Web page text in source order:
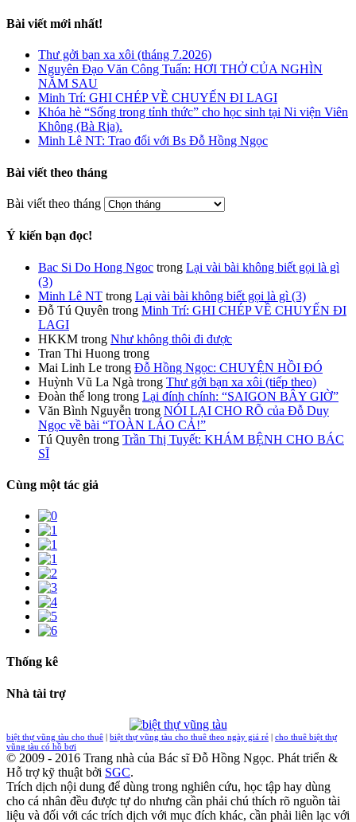
Bài viết mới nhất!
Thư gởi bạn xa xôi (tháng 7.2026)
Nguyên Đạo Văn Công Tuấn: HƠI THỞ CỦA NGHÌN
NĂM SAU
Minh Trí: GHI CHÉP VỀ CHUYẾN ĐI LAGI
Khóa hè “Sống trong tỉnh thức” cho học sinh tại Ni viện Viên
Không (Bà Rịa).
Minh Lê NT: Trao đổi với Bs Đỗ Hồng Ngọc
Bài viết theo tháng
Bài viết theo tháng
Ý kiến bạn đọc!
Bac Si Do Hong Ngoc trong Lại vài bài không biết gọi là gì
(3)
Minh Lê NT trong Lại vài bài không biết gọi là gì (3)
Đỗ Tú Quyên trong Minh Trí: GHI CHÉP VỀ CHUYẾN ĐI
LAGI
HKKM trong Như không thôi đi được
Tran Thi Huong trong
Mai Linh Le trong Đỗ Hồng Ngọc: CHUYỆN HỒI ĐÓ
Huỳnh Vũ La Ngà trong Thư gởi bạn xa xôi (tiếp theo)
Đoàn thế long trong Lại đính chính: “SAIGON BÂY GIỜ”
Văn Bình Nguyễn trong NÓI LẠI CHO RÕ của Đỗ Duy
Ngọc về bài “TOÀN LÁO CẢ!”
Tú Quyên trong Trần Thị Tuyết: KHÁM BỆNH CHO BÁC
SĨ
Cùng một tác giả
Thống kê
Nhà tài trợ
biệt thự vũng tàu cho thuê | biệt thự vũng tàu cho thuê theo ngày giá rẻ | cho thuê biệt thự
vũng tàu có hồ bơi
© 2009 - 2016 Trang nhà của Bác sĩ Đỗ Hồng Ngọc. Phát triển &
Hỗ trợ kỹ thuật bởi SGC.
Trích dịch nội dung để dùng trong nghiên cứu, học tập hay dùng
cho cá nhân đều được tự do nhưng cần phải chú thích rõ nguồn tài
liệu và đối với các trích dịch với mục đích khác, cần phải liên lạc với